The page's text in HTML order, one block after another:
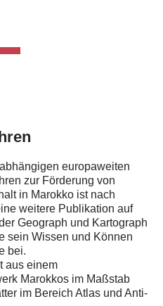
europaweiten
zur Förderung von
in Marokko ist nach
weitere Publikation auf
Geograph und Kartograph
sein Wissen und Können
bei.
aus einem
Marokkos im Maßstab
im Bereich Atlas und Anti-